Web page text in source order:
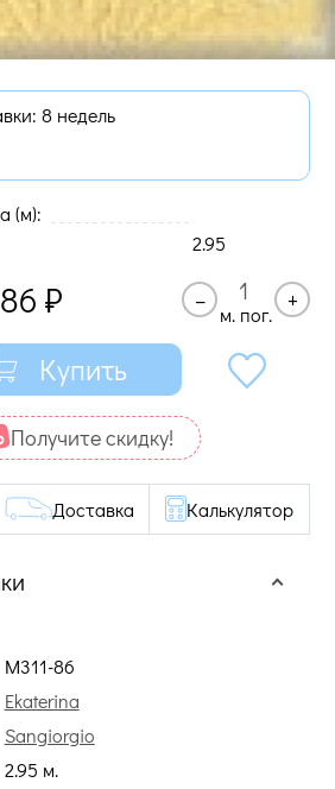
8 недель
(м):
2.95
₽ –
м. пог.
+
Купить
Получите cкидку!
M311-86
Ekaterina
Sangiorgio
2.95 м.
Доставка Калькулятор